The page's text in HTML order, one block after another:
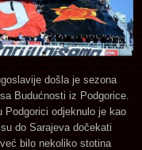
došla je sezona
Budućnosti iz Podgorice.
Podgorici odjeknulo je kao
do Sarajeva dočekati
bilo nekoliko stotina